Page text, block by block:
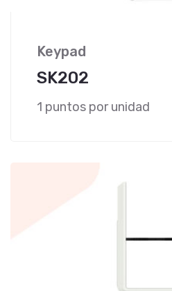
Keypad
SK202
1 puntos por unidad